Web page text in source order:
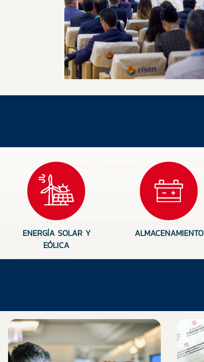
ENERGÍA SOLAR Y
EÓLICA
ALMACENAMIENTO